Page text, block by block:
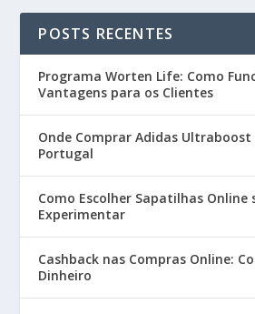
POSTS RECENTES
Programa Worten Life: Como
Vantagens para os Clientes
Onde Comprar Adidas Ultraboost
Portugal
Como Escolher Sapatilhas Online
Experimentar
Cashback nas Compras Online:
Dinheiro